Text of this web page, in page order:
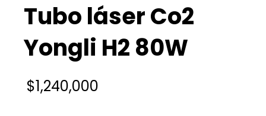
Tubo láser Co2
Yongli H2 80W
$1,240,000